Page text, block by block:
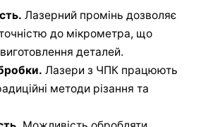
Лазерний промінь дозволяє
до мікрометра, що
деталей.
Лазери з ЧПК працюють
методи різання та